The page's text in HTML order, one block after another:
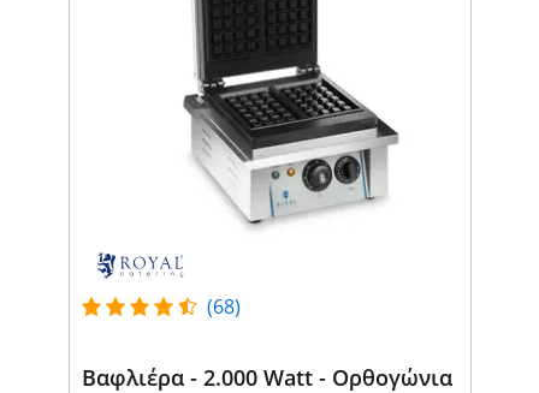
(68)
Βαφλιέρα - 2.000 Watt - Ορθογώνια